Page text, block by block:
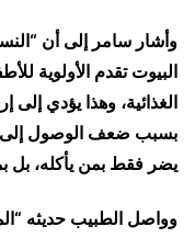
وأشار سامر إلى أن
البيوت تقدم الأولوية
الغذائية، وهذا يؤدي
بسبب ضعف الوصول إلى
يضر فقط بمن يأكله، بل
وواصل الطبيب حديثه